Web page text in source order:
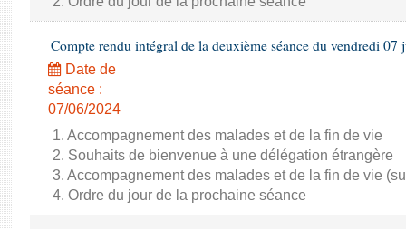
Questions écrites et orales
Comptes rendus des débats
Compte rendu intégral de la deuxième séance du vendredi 07
Date de
séance :
07/06/2024
1. Accompagnement des malades et de la fin de vie
2. Souhaits de bienvenue à une délégation étrangère
3. Accompagnement des malades et de la fin de vie
4. Ordre du jour de la prochaine séance